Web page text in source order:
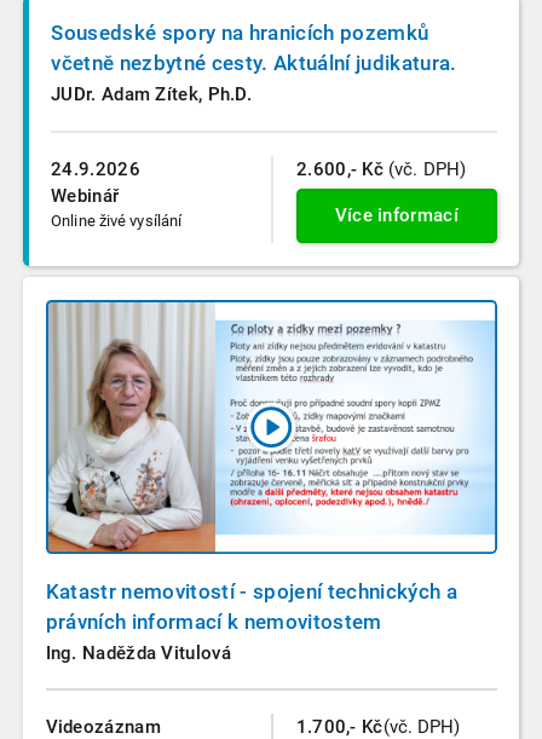
24.9.2026
Webinář
Online živé vysílání
Sousedské spory na hranicích pozemků
včetně nezbytné cesty. Aktuální judikatura.
JUDr. Adam Zítek, Ph.D.
2.600,- Kč (vč. DPH)
Více informací
Katastr nemovitostí - spojení technických a
právních informací k nemovitostem
Ing. Naděžda Vitulová
Videozáznam
1.700,- Kč(vč. DPH)